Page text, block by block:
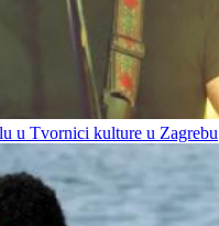
u Tvornici kulture u Zagrebu